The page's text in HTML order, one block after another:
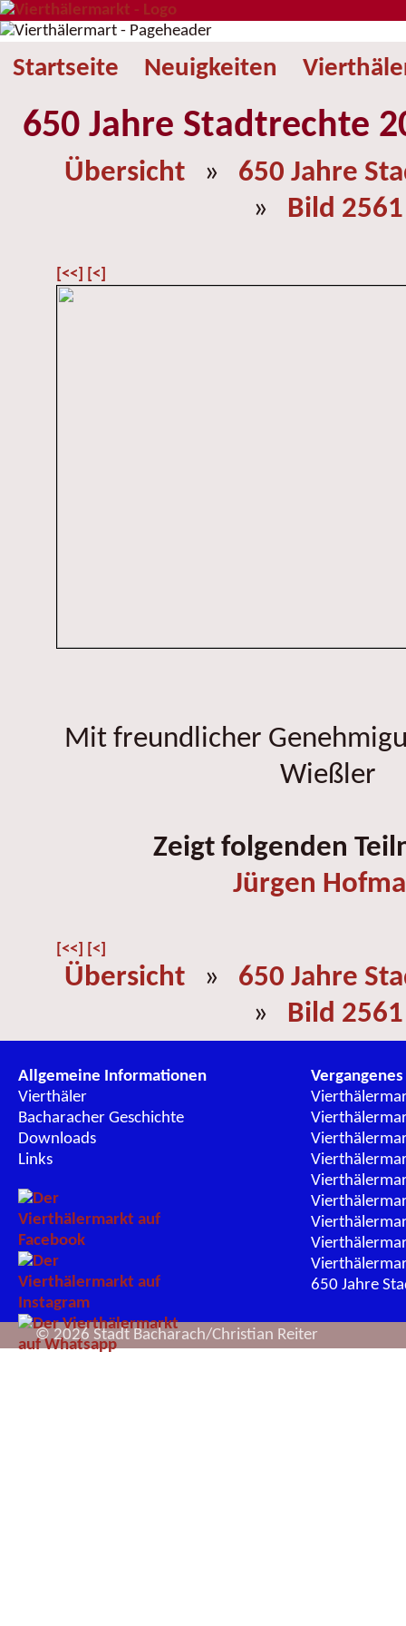
Startseite Neuigkeiten
650 Jahre Stadtrechte
Übersicht » 650 Jahre
» Bild 2561
[<<] [<]
Mit freundlicher
Wießler
Zeigt folgenden
Jürgen
[<<] [<]
Übersicht » 650 Jahre
» Bild 2561
Allgemeine Informationen
Vierthäler
Bacharacher Geschichte
Downloads
Links
Vergangenes
650 Jahre
© 2026 Stadt Bacharach/Christian Reiter